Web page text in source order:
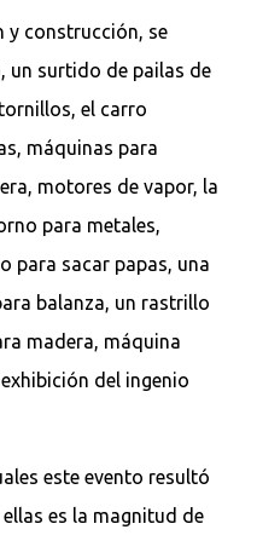
y construcción, se
un surtido de pailas de
el carro
máquinas para
motores de vapor, la
para metales,
para sacar papas, una
balanza, un rastrillo
madera, máquina
del ingenio
este evento resultó
es la magnitud de